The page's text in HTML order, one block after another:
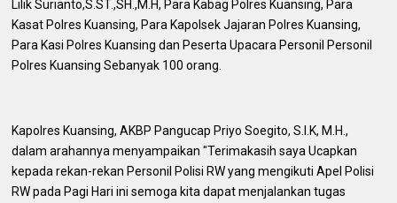
Lilik Surianto,S.ST.,SH.,M.H, Para Kabag Polres Kuansing, Para
Kasat Polres Kuansing, Para Kapolsek Jajaran Polres Kuansing,
Para Kasi Polres Kuansing dan Peserta Upacara Personil Personil
Polres Kuansing Sebanyak 100 orang.
Kapolres Kuansing, AKBP Pangucap Priyo Soegito, S.I.K, M.H.,
dalam arahannya menyampaikan "Terimakasih saya Ucapkan
kepada rekan-rekan Personil Polisi RW yang mengikuti Apel Polisi
RW pada Pagi Hari ini semoga kita dapat menjalankan tugas